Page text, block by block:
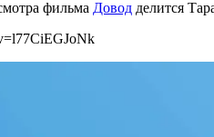
фильма Довод делится